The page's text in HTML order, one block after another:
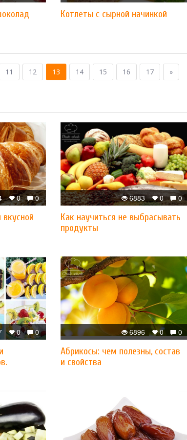
Котлеты с сырной начинкой
11 12 13 14 15 16 17 »
0
0 0
0
6883
Как научиться не выбрасывать
продукты
0
0 0
0
6896
Абрикосы: чем полезны, состав
и свойства